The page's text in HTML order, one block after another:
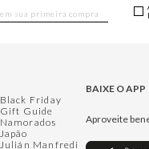
Black Friday
Gift Guide
Namorados
Japão
Julián Manfredi
BAIXE O APP
Aproveite